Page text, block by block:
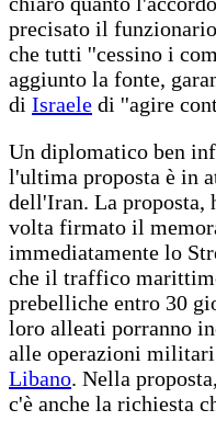
precisato il
che tutti ''cessino i
aggiunto la fonte,
di Israele di ''agire
Un diplomatico ben
l'ultima proposta è in
dell'Iran. La proposta,
volta firmato il
immediatamente lo
che il traffico
prebelliche entro 30
loro alleati porranno
alle operazioni
Libano. Nella
c'è anche la richiesta